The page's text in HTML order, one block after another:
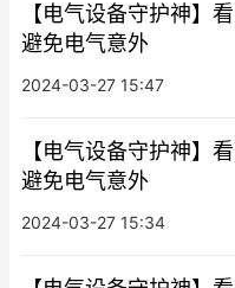
【电气设备守护神】
避免电气意外
2024-03-27 15:47
【电气设备守护神】
避免电气意外
2024-03-27 15:34